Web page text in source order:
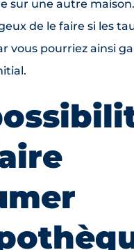
sur une autre
de le faire si les
vous pourriez ainsi